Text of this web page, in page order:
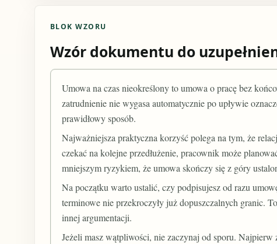
BLOK WZORU
Wzór dokumentu do
Umowa na czas nieokreślony to umowa o pracę bez
zatrudnienie nie wygasa automatycznie po upływie
prawidłowy sposób.
Najważniejsza praktyczna korzyść polega na tym, że
czekać na kolejne przedłużenie, pracownik może
mniejszym ryzykiem, że umowa skończy się z góry
Na początku warto ustalić, czy podpisujesz od razu
terminowe nie przekroczyły już dopuszczalnych granic.
innej argumentacji.
Jeżeli masz wątpliwości, nie zaczynaj od sporu.